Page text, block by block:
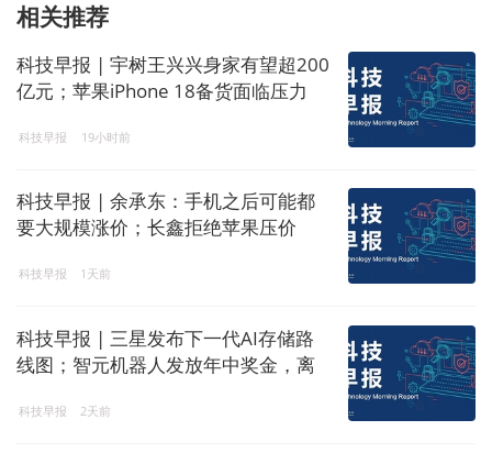
相关推荐
科技早报 | 宇树王兴兴身家有望超200
亿元；苹果iPhone 18备货面临压力
科技早报 19小时前
科技早报 | 余承东：手机之后可能都
要大规模涨价；长鑫拒绝苹果压价
科技早报 1天前
科技早报 | 三星发布下一代AI存储路
线图；智元机器人发放年中奖金，离
科技早报 2天前